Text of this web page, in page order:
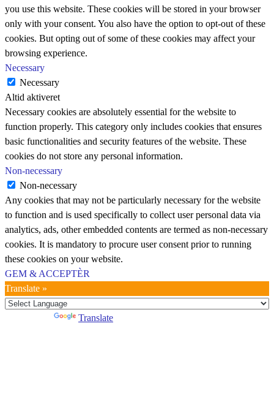
you use this website. These cookies will be stored in your browser
only with your consent. You also have the option to opt-out of these
cookies. But opting out of some of these cookies may affect your
browsing experience.
Necessary
Necessary
Altid aktiveret
Necessary cookies are absolutely essential for the website to
function properly. This category only includes cookies that ensures
basic functionalities and security features of the website. These
cookies do not store any personal information.
Non-necessary
Non-necessary
Any cookies that may not be particularly necessary for the website
to function and is used specifically to collect user personal data via
analytics, ads, other embedded contents are termed as non-necessary
cookies. It is mandatory to procure user consent prior to running
these cookies on your website.
GEM & ACCEPTÈR
Translate »
Translate